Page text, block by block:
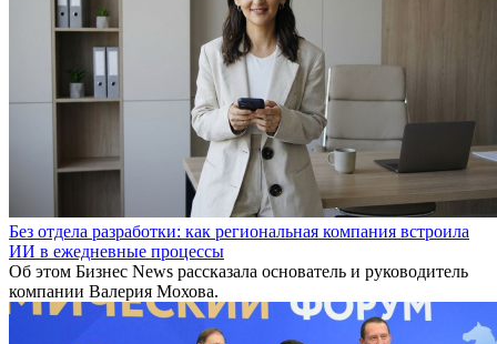
Без отдела разработки: как региональная компания встроила
ИИ в ежедневные процессы
Об этом Бизнес News рассказала основатель и руководитель
компании Валерия Мохова.